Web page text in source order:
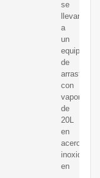
se
llevaron
a
un
equipo
de
arrastre
con
vapor
de
20L
en
acero
inoxidable,
en